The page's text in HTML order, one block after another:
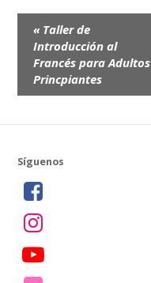
Event
Navigation
« Taller de
Introducción al
Francés para Adultos
Princpiantes
Síguenos